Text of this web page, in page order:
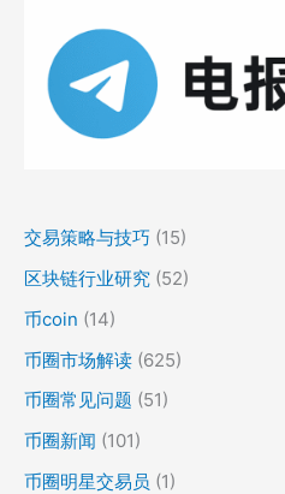
交易策略与技巧 (15)
区块链行业研究 (52)
币coin (14)
币圈市场解读 (625)
币圈常见问题 (51)
币圈新闻 (101)
币圈明星交易员 (1)